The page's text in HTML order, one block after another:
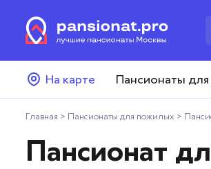
На карте Пансионаты
Пансионаты для пожилых
Дома престарелых
Главная > Пансионаты для пожилых >
Пансионат